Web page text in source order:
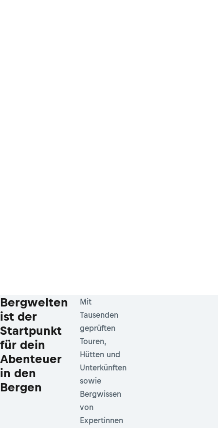
Bergwelten
ist der
Startpunkt
für dein
Abenteuer
in den
Bergen
Mit
Tausenden
geprüften
Touren,
Hütten und
Unterkünften
sowie
Bergwissen
von
Expertinnen